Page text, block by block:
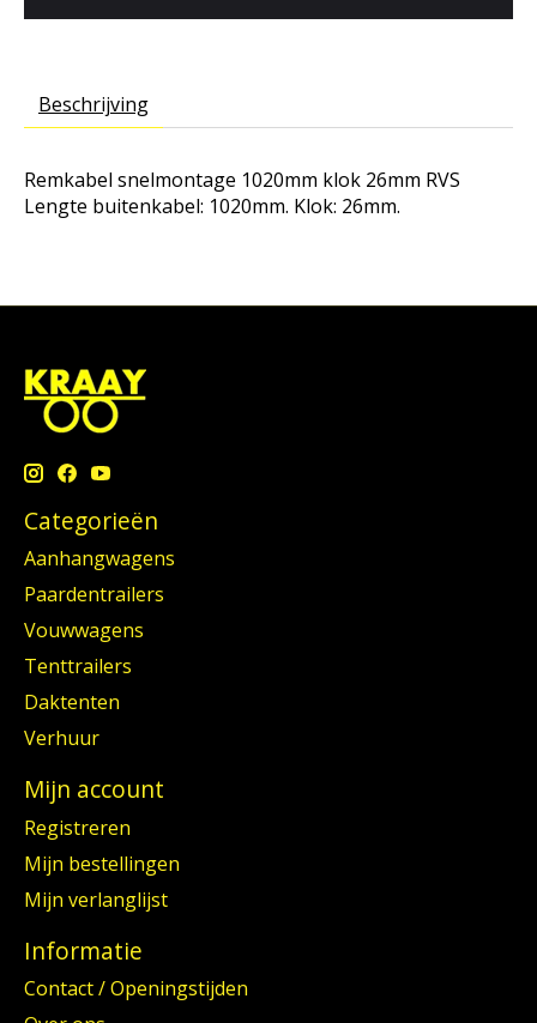
Beschrijving
Remkabel snelmontage 1020mm klok 26mm RVS
Lengte buitenkabel: 1020mm. Klok: 26mm.
Categorieën
Aanhangwagens
Paardentrailers
Vouwwagens
Tenttrailers
Daktenten
Verhuur
Mijn account
Registreren
Mijn bestellingen
Mijn verlanglijst
Informatie
Contact / Openingstijden